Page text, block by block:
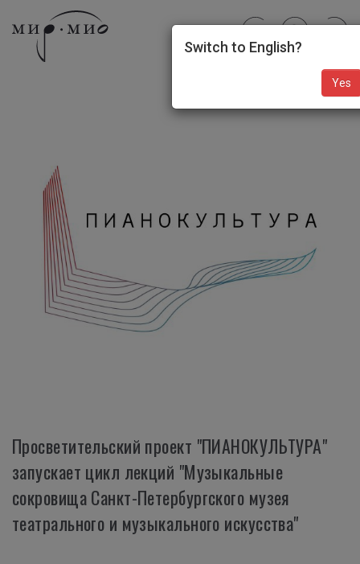
Просветительский проект "ПИАНОКУЛЬТУРА"
запускает цикл лекций "Музыкальные
сокровища Санкт-Петербургского музея
театрального и музыкального искусства"
Switch to English?
Yes